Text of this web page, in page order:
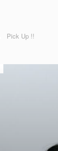
Pick Up !!